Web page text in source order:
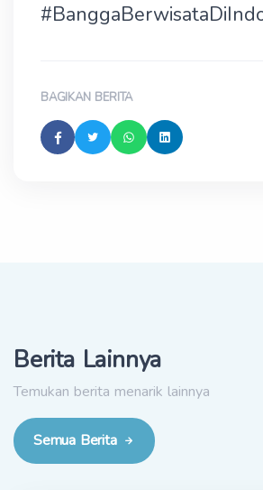
BAGIKAN BERITA
Berita Lainnya
Temukan berita menarik lainnya
Semua Berita